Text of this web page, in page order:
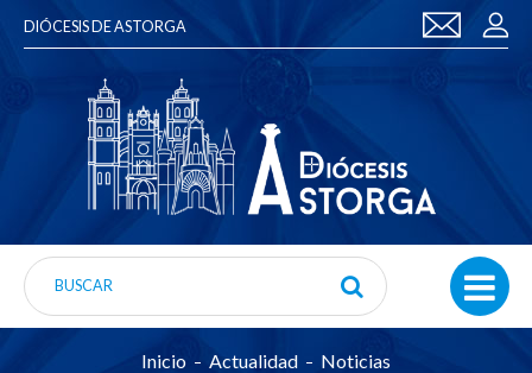
DIÓCESIS DE ASTORGA
Inicio Actualidad Noticias